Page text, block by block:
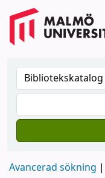
Avancerad sökning